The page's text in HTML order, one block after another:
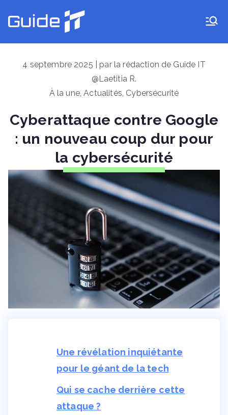
au
4 septembre 2025 | par la rédaction de Guide IT
@Laetitia R.
À la une,Actualités, Cybersécurité
Cyberattaque contre Google
: un nouveau coup dur pour
la cybersécurité
Une révélation inquiétante
pour le géant de la tech
Qui se cache derrière cette
attaque ?